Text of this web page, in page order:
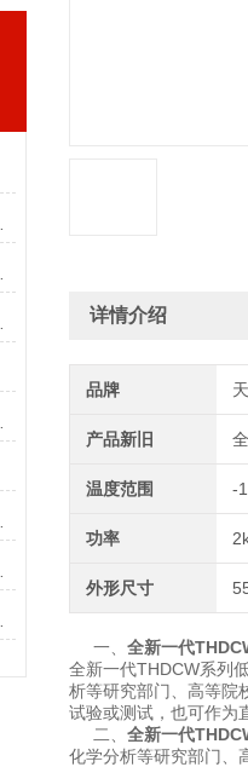
详情介绍
品牌
产品新旧
温度范围 -
功率
外形尺寸
一、 全新一代
全新一代THDCW系列
析等研究部门、高等院
试验或测试，也可作为
二、 全新一代
化学分析等研究部门、